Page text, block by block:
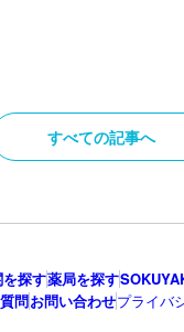
すべての記事へ
探す薬局を探す
問お問い合わせプライバ